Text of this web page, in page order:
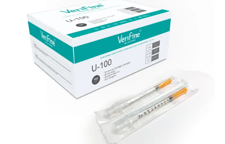
AÑADIR AL CARRITO